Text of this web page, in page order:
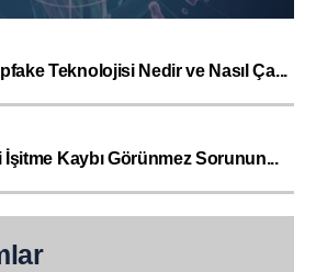
Teknolojisi Nedir ve Nasıl Ça...
İşitme Kaybı Görünmez Sorunun...